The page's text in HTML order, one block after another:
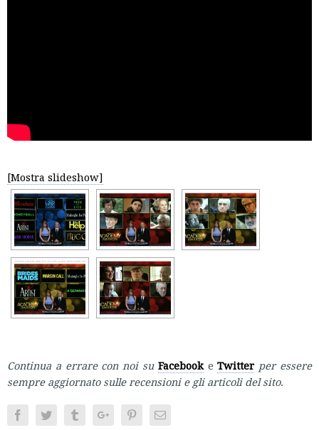
[Mostra slideshow]
Continua a errare con noi su Facebook e Twitter per essere
sempre aggiornato sulle recensioni e gli articoli del sito.
FacebookTwitter TumblrGoogle+PinterestEmail